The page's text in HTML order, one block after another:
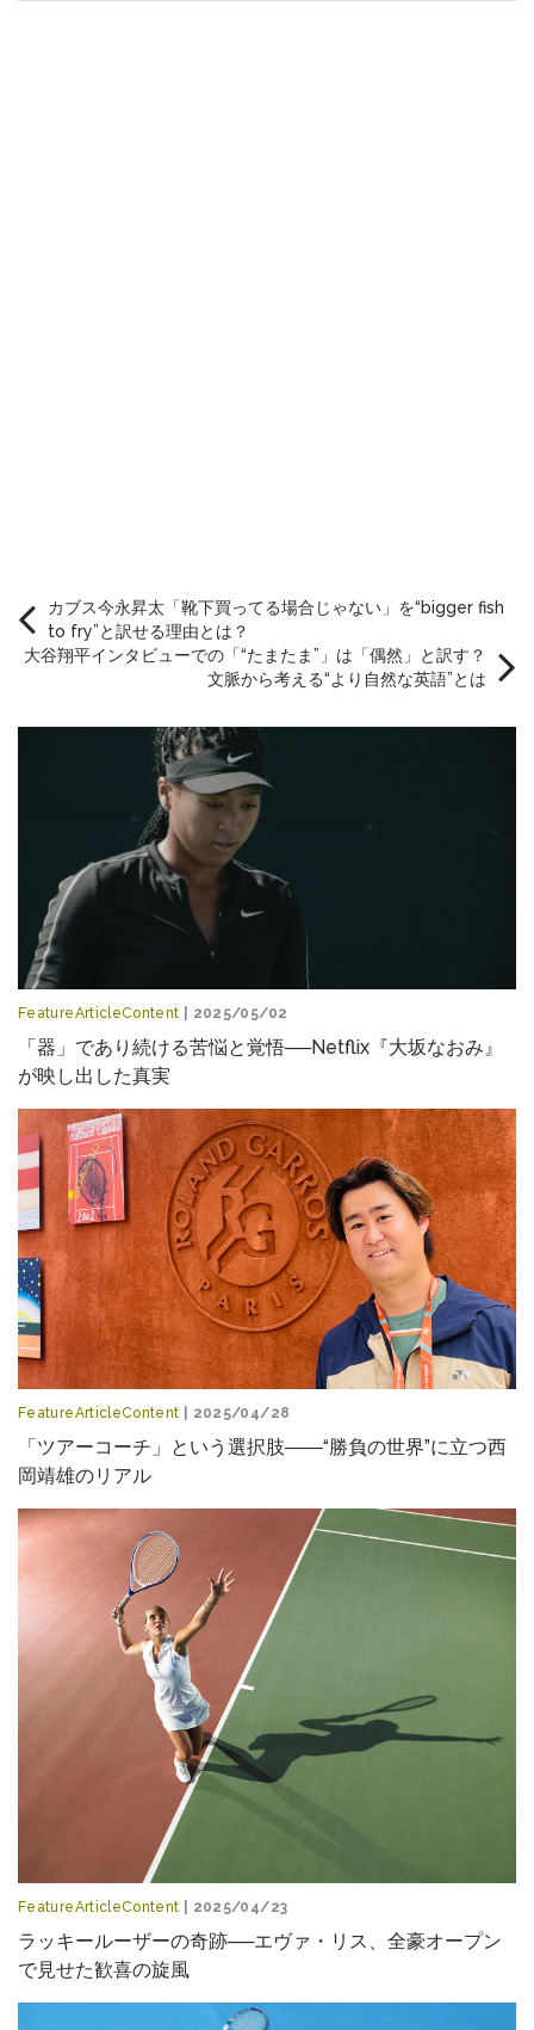
カブス今永昇太「靴下買ってる場合じゃない」を“bigger fish
to fry”と訳せる理由とは？
大谷翔平インタビューでの「“たまたま”」は「偶然」と訳す？
文脈から考える“より自然な英語”とは
FeatureArticleContent | 2025/05/02
「器」であり続ける苦悩と覚悟──Netflix『大坂なおみ』
が映し出した真実
FeatureArticleContent | 2025/04/28
「ツアーコーチ」という選択肢――“勝負の世界”に立つ西
岡靖雄のリアル
FeatureArticleContent | 2025/04/23
ラッキールーザーの奇跡──エヴァ・リス、全豪オープン
で見せた歓喜の旋風